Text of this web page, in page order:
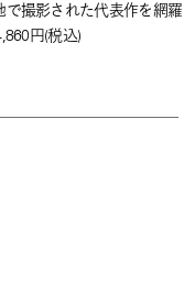
撮影された代表作を網羅
円(税込)